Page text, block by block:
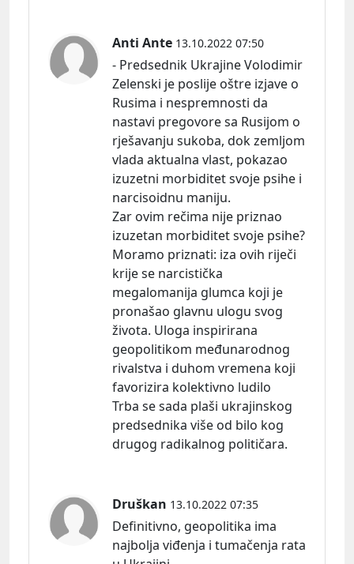
Anti Ante 13.10.2022 07:50
- Predsednik Ukrajine Volodimir
Zelenski je poslije oštre izjave o
Rusima i nespremnosti da
nastavi pregovore sa Rusijom o
rješavanju sukoba, dok zemljom
vlada aktualna vlast, pokazao
izuzetni morbiditet svoje psihe i
narcisoidnu maniju.
Zar ovim rečima nije priznao
izuzetan morbiditet svoje psihe?
Moramo priznati: iza ovih riječi
krije se narcistička
megalomanija glumca koji je
pronašao glavnu ulogu svog
života. Uloga inspirirana
geopolitikom međunarodnog
rivalstva i duhom vremena koji
favorizira kolektivno ludilo
Trba se sada plaši ukrajinskog
predsednika više od bilo kog
drugog radikalnog političara.
Druškan 13.10.2022 07:35
Definitivno, geopolitika ima
najbolja viđenja i tumačenja rata